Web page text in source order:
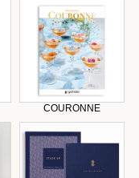
COURONNE